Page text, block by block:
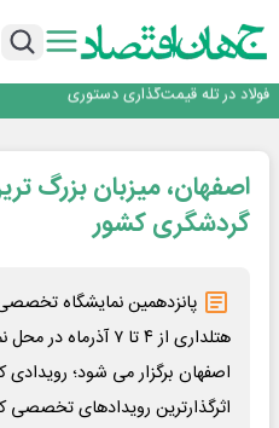
تداوم صعود مس در بازارهای جهانی؛ قیمت فلز سرخ از ۱۴هزار دلار
فولاد مبارکه اصفهان
تجدیدپذیر با حضور استاندار اصفهان
گفتگو با کاوه معلمی، مدیر حسابداری
تداوم صعود مس در بازارهای جهانی؛ قیمت فلز سرخ از ۱۴هزار
فولاد در تله قیمت‌گذاری دستوری
اصفهان، میزبان بزرگ
گردشگری کشور
پانزدهمین نمایشگاه
هتلداری از ۴ تا ۷
اصفهان برگزار می شود؛ رویدادی
اثرگذارترین رویدادهای تخصصی